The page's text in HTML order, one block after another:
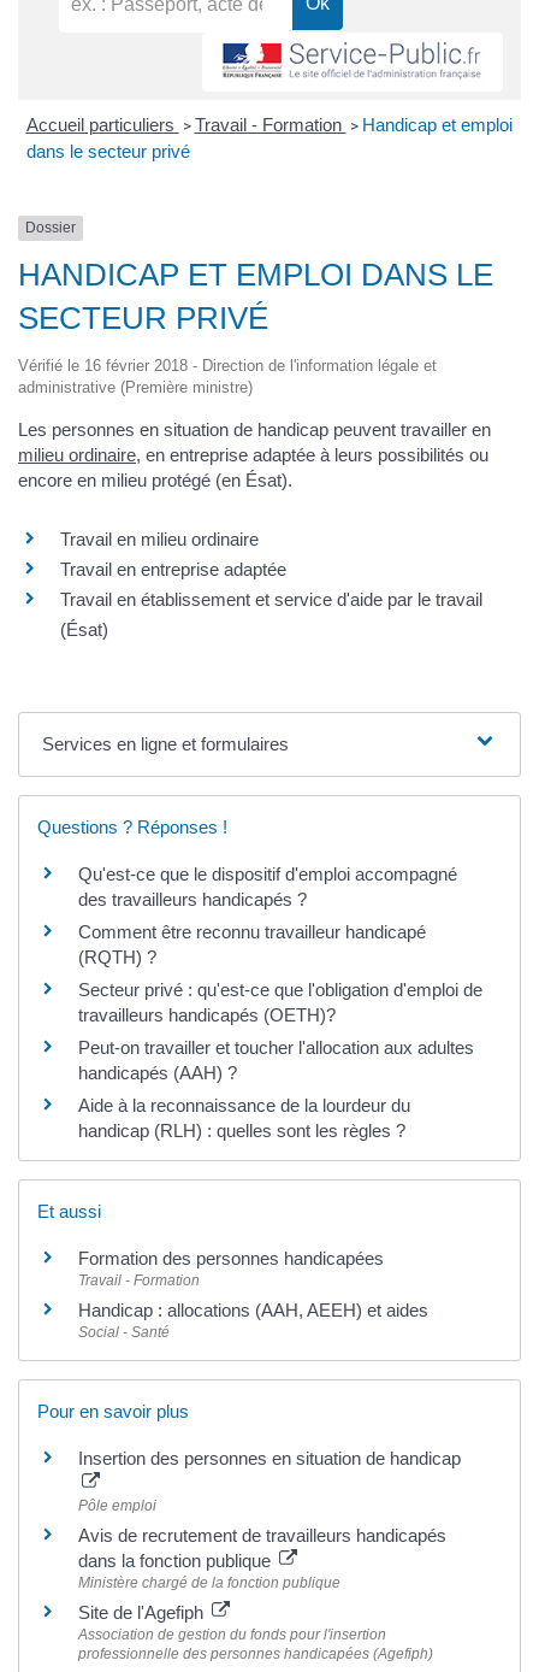
Accueil particuliers > Travail - Formation > Handicap et emploi
dans le secteur privé
Dossier
HANDICAP ET EMPLOI DANS LE
SECTEUR PRIVÉ
Vérifié le 16 février 2018 - Direction de l'information légale et
administrative (Première ministre)
Les personnes en situation de handicap peuvent travailler en
milieu ordinaire, en entreprise adaptée à leurs possibilités ou
encore en milieu protégé (en Ésat).
Travail en milieu ordinaire
Travail en entreprise adaptée
Travail en établissement et service d'aide par le travail
(Ésat)
Services en ligne et formulaires
Questions ? Réponses !
Qu'est-ce que le dispositif d'emploi accompagné
des travailleurs handicapés ?
Comment être reconnu travailleur handicapé
(RQTH) ?
Secteur privé : qu'est-ce que l'obligation d'emploi de
travailleurs handicapés (OETH)?
Peut-on travailler et toucher l'allocation aux adultes
handicapés (AAH) ?
Aide à la reconnaissance de la lourdeur du
handicap (RLH) : quelles sont les règles ?
Et aussi
Formation des personnes handicapées
Travail - Formation
Handicap : allocations (AAH, AEEH) et aides
Social - Santé
Pour en savoir plus
Insertion des personnes en situation de handicap
Pôle emploi
Avis de recrutement de travailleurs handicapés
dans la fonction publique
Ministère chargé de la fonction publique
Site de l'Agefiph
Association de gestion du fonds pour l'insertion
professionnelle des personnes handicapées (Agefiph)